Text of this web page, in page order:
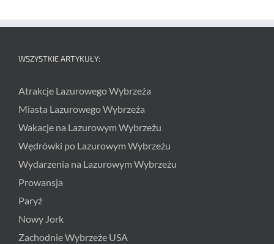
WSZYSTKIE ARTYKUŁY:
Atrakcje Lazurowego Wybrzeża
Miasta Lazurowego Wybrzeża
Wakacje na Lazurowym Wybrzeżu
Wędrówki po Lazurowym Wybrzeżu
Wydarzenia na Lazurowym Wybrzeżu
Prowansja
Paryż
Nowy Jork
Zachodnie Wybrzeże USA